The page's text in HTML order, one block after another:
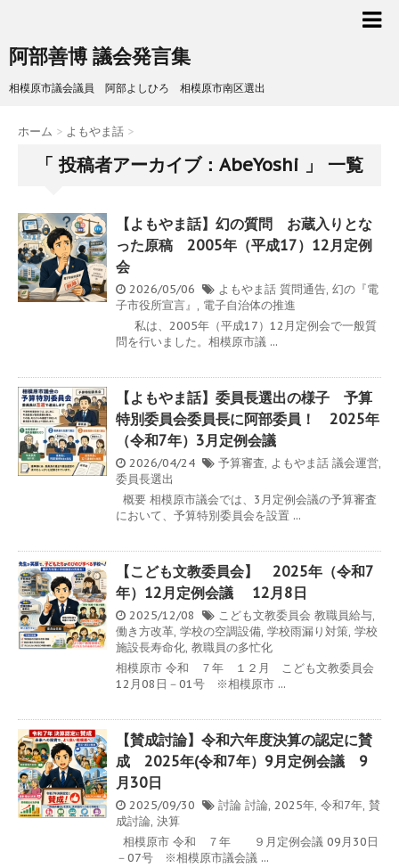
阿部善博 議会発言集
相模原市議会議員 阿部よしひろ 相模原市南区選出
ホーム > よもやま話 >
「 投稿者アーカイブ：AbeYoshi 」 一覧
【よもやま話】幻の質問 お蔵入りとな
った原稿 2005年（平成17）12月定例
会
2026/05/06 よもやま話 質問通告, 幻の『電
子市役所宣言』 , 電子自治体の推進
私は、2005年（平成17）12月定例会で一般質
問を行いました。相模原市議 ...
【よもやま話】委員長選出の様子 予算
特別委員会委員長に阿部委員！ 2025年
（令和7年）3月定例会議
2026/04/24 予算審査, よもやま話 議会運営,
委員長選出
概要 相模原市議会では、3月定例会議の予算審査
において、予算特別委員会を設置 ...
【こども文教委員会】 2025年（令和7
年）12月定例会議 12月8日
2025/12/08 こども文教委員会 教職員給与,
働き方改革, 学校の空調設備, 学校雨漏り対策, 学校
施設長寿命化, 教職員の多忙化
相模原市 令和 ７年 １２月 こども文教委員会
12月08日－01号 ※相模原市 ...
【賛成討論】令和六年度決算の認定に賛
成 2025年(令和7年）9月定例会議 9
月30日
2025/09/30 討論 討論, 2025年, 令和7年, 賛
成討論, 決算
相模原市 令和 ７年 ９月定例会議 09月30日
－07号 ※相模原市議会議 ...